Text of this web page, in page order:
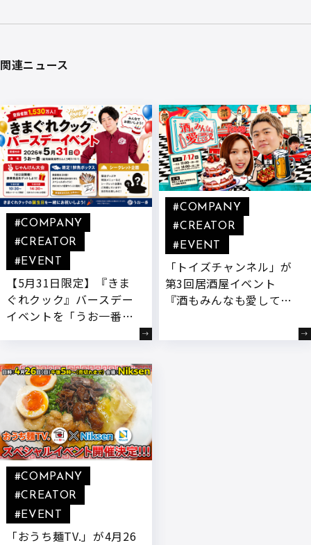
関連ニュース
【5月31日限定】『きま
ぐれクック』バースデー
イベントを「うお一番」
#COMPANY
#CREATOR
#EVENT
「トイズチャンネル」が
第3回居酒屋イベント
『酒もみんなも愛してる
#COMPANY
#CREATOR
#EVENT
「おうち麺TV.」が4月26
#COMPANY
#CREATOR
#EVENT